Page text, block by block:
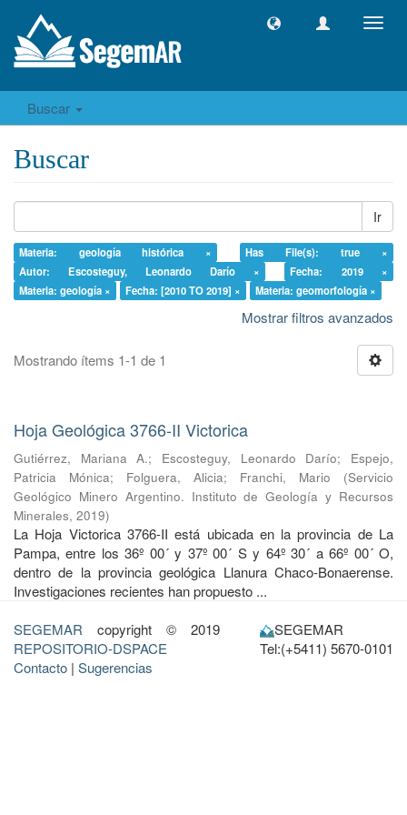
Buscar
Buscar
Ir
Materia: geología histórica ×
Has File(s): true ×
Autor: Escosteguy, Leonardo Darío ×
Fecha: 2019 ×
Materia: geología ×
Fecha: [2010 TO 2019] × Materia: geomorfología ×
Mostrar filtros avanzados
Mostrando ítems 1-1 de 1
Hoja Geológica 3766-II Victorica
Gutiérrez, Mariana A.; Escosteguy, Leonardo Darío; Espejo,
Patricia Mónica; Folguera, Alicia; Franchi, Mario (Servicio
Geológico Minero Argentino. Instituto de Geología y Recursos
Minerales, 2019)
La Hoja Victorica 3766-II está ubicada en la provincia de La
Pampa, entre los 36º 00´ y 37º 00´ S y 64º 30´ a 66º 00´ O,
dentro de la provincia geológica Llanura Chaco-Bonaerense.
Investigaciones recientes han propuesto ...
SEGEMAR copyright © 2019
REPOSITORIO-DSPACE
Contacto | Sugerencias
SEGEMAR
Tel:(+5411) 5670-0101